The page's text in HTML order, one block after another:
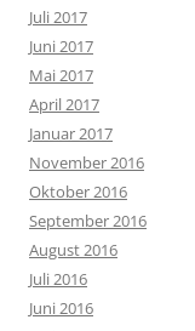
Juli 2017
Juni 2017
Mai 2017
April 2017
Januar 2017
November 2016
Oktober 2016
September 2016
August 2016
Juli 2016
Juni 2016